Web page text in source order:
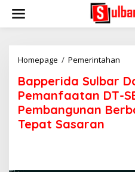
i
Homepage / Pemerintahan
p
r
Bapperida Sulbar
Pemanfaatan DT-
Pembangunan
Tepat Sasaran